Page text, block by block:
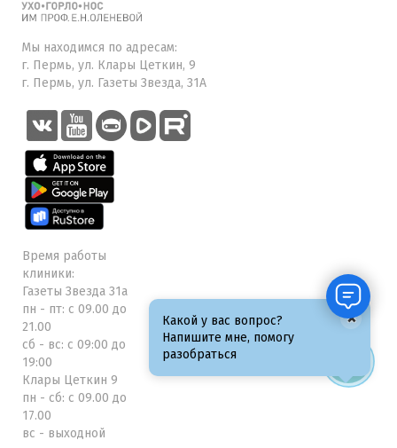
Мы находимся по адресам:
г. Пермь, ул. Клары Цеткин, 9
г. Пермь, ул. Газеты Звезда, 31А
Время работы
клиники:
Газеты Звезда 31а
пн - пт: с 09.00 до
21.00
сб - вс: с 09:00 до
19:00
Клары Цеткин 9
пн - сб: с 09.00 до
17.00
вс - выходной
Какой у вас вопрос?
Напишите мне, помогу
разобраться
×